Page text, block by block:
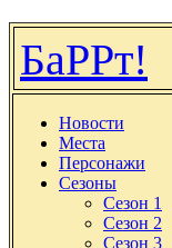
БаРРт!
Новости
Места
Персонажи
Сезоны
Сезон 1
Сезон 2
Сезон 3